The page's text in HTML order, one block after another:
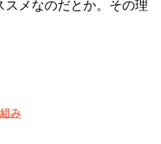
メなのだとか。その理
み